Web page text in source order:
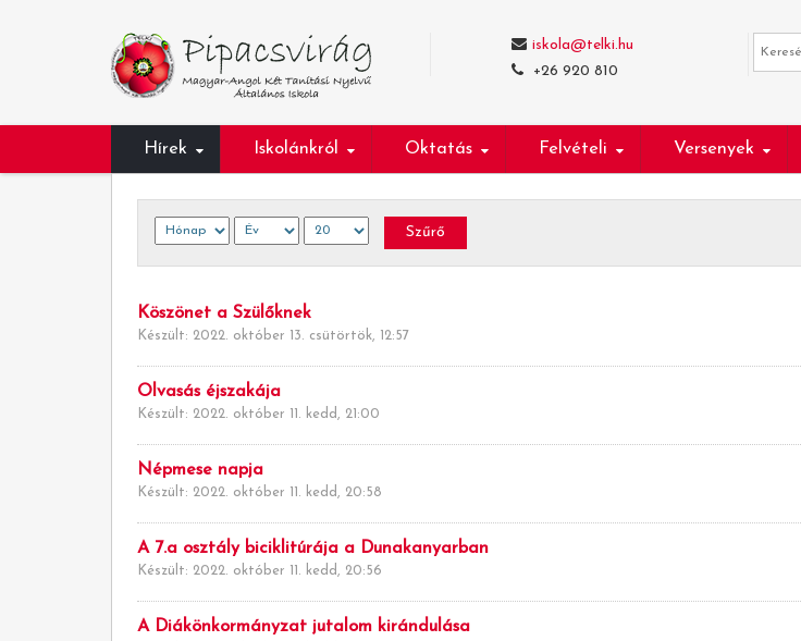
iskola@telki.hu
+26 920 810
Hírek Iskolánkról Oktatás Felvételi Versenyek
Szűrő
Köszönet a Szülőknek
Készült: 2022. október 13. csütörtök, 12:57
Olvasás éjszakája
Készült: 2022. október 11. kedd, 21:00
Népmese napja
Készült: 2022. október 11. kedd, 20:58
A 7.a osztály biciklitúrája a Dunakanyarban
Készült: 2022. október 11. kedd, 20:56
A Diákönkormányzat jutalom kirándulása